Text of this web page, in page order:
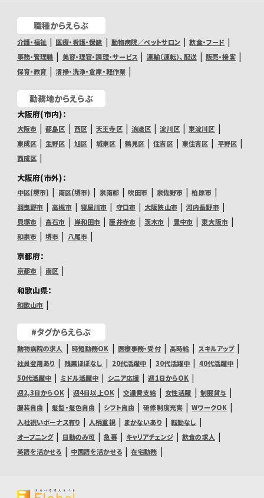
職種からえらぶ
介護・福祉 医療・看護・保健 動物病院／ペットサロン
飲食・フード
事務・管理職
美容・理容・調理・サービス 運輸（運転）、配送
販売・接客
保育・教育
清掃・洗浄・倉庫・軽作業
勤務地からえらぶ
大阪府(市内)：
大阪市 都島区 西区 天王寺区 浪速区 淀川区
東淀川区
東成区
生野区 旭区 城東区 鶴見区 住吉区 東住吉区
平野区
西成区
大阪府(市外)：
中区(堺市) 南区(堺市) 泉南郡 吹田市 泉佐野市
柏原市
羽曳野市
高槻市 寝屋川市 守口市 大阪狭山市
河内長野市
貝塚市
高石市 岸和田市 藤井寺市 茨木市 豊中市
東大阪市
和泉市
堺市 八尾市
京都府：
京都市 南区
和歌山県：
和歌山市
#タグからえらぶ
動物病院の求人 時短勤務OK 医療事務・受付 高時給
スキルアップ
社員登用あり
残業ほぼなし 20代活躍中 30代活躍中
40代活躍中
50代活躍中
ミドル活躍中 シニア応援
週1日からOK
週2,3日からOK
週4日以上OK 交通費支給 女性活躍
制服貸与
服装自由
髪型・髪色自由 シフト自由 研修制度充実
WワークOK
入社祝いボーナス有り
人柄重視 まかないあり
転勤なし
オープニング
日勤のみ可 急募 キャリアチェンジ
飲食の求人
英語を活かせる
中国語を活かせる 在宅勤務